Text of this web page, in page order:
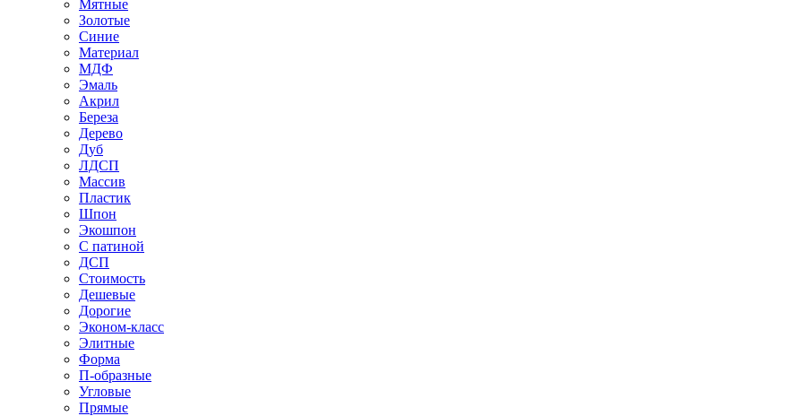
Мятные
Золотые
Синие
Материал
МДФ
Эмаль
Акрил
Береза
Дерево
Дуб
ЛДСП
Массив
Пластик
Шпон
Экошпон
С патиной
ДСП
Стоимость
Дешевые
Дорогие
Эконом-класс
Элитные
Форма
П-образные
Угловые
Прямые